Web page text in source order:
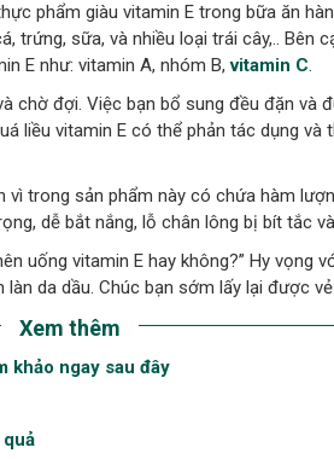
phẩm giàu vitamin E trong bữa ăn
sữa, và nhiều loại trái cây,.. Bên
E như: vitamin A, nhóm B,vitamin C.
chờ đợi. Việc bạn bổ sung đều đặn và
liều vitamin E có thể phản tác dụng và
trong sản phẩm này có chứa hàm
dễ bắt nắng, lỗ chân lông bị bít tắc
uống vitamin E hay không?” Hy vọng
da dầu. Chúc bạn sớm lấy lại được
Xem thêm
khảo ngay sau đây